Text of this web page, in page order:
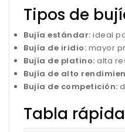
Tipos de
Bujía estándar: ideal
Bujía de iridio: mayor
Bujía de platino: alta
Bujía de alto
Bujía de competición:
Tabla